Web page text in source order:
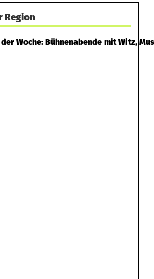
Region